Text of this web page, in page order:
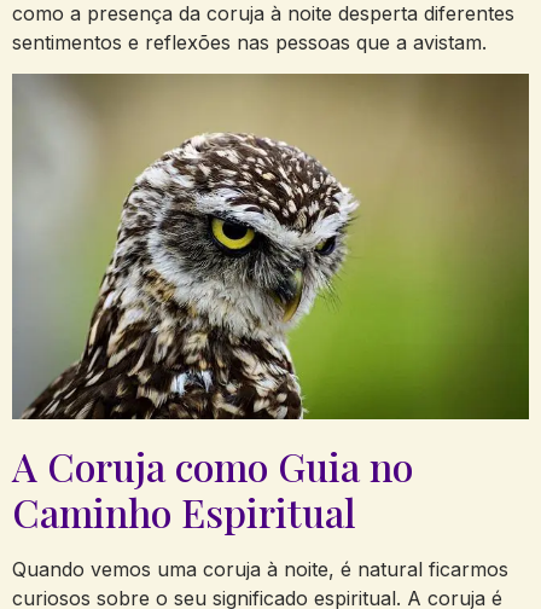
como a presença da coruja à noite desperta diferentes
sentimentos e reflexões nas pessoas que a avistam.
A Coruja como Guia no
Caminho Espiritual
Quando vemos uma coruja à noite, é natural ficarmos
curiosos sobre o seu significado espiritual. A coruja é